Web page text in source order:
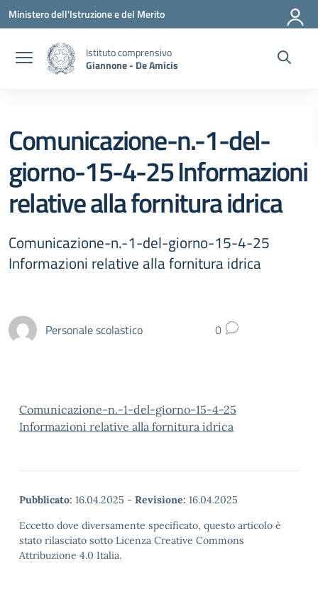
Vai ai contenuti
Vai al menu di navigazione
Vai al footer
Ministero dell'Istruzione e del Merito
Istituto comprensivo
Giannone - De Amicis
Comunicazione-n.-1-del-
giorno-15-4-25 Informazioni
relative alla fornitura idrica
Comunicazione-n.-1-del-giorno-15-4-25
Informazioni relative alla fornitura idrica
Personale scolastico 0
Comunicazione-n.-1-del-giorno-15-4-25
Informazioni relative alla fornitura idrica
Pubblicato: 16.04.2025 - Revisione: 16.04.2025
Eccetto dove diversamente specificato, questo articolo è
stato rilasciato sotto Licenza Creative Commons
Attribuzione 4.0 Italia.